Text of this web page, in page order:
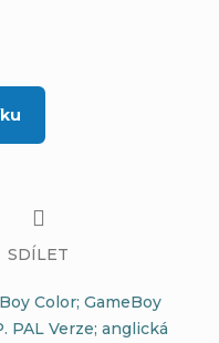
Color; GameBoy
PAL Verze; anglická
SDÍLET